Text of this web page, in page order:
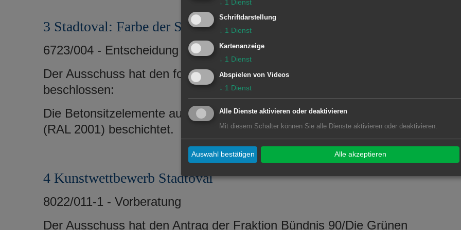
3 Stadtoval: Farbe der Sitzelemente auf dem Georg-Elser-Platz
6723/004 - Entscheidung
Der Ausschuss hat den folgenden Beschlussantrag einstimmig
beschlossen:
Die Betonsitzelemente auf dem Georg-Elser-Platz werden in Rotorange
(RAL 2001) beschichtet.
4 Kunstwettbewerb Stadtoval
8022/011-1 - Vorberatung
Der Ausschuss hat den Antrag der Fraktion Bündnis 90/Die Grünen
↓ 1 Dienst
Schriftdarstellung
↓ 1 Dienst
Kartenanzeige
↓ 1 Dienst
Abspielen von Videos
↓ 1 Dienst
Alle Dienste aktivieren oder deaktivieren
Mit diesem Schalter können Sie alle Dienste aktivieren oder deaktivieren.
Auswahl bestätigen Alle akzeptieren